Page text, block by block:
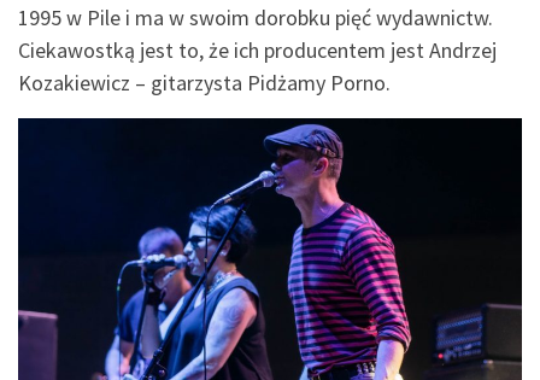
1995 w Pile i ma w swoim dorobku pięć wydawnictw.
Ciekawostką jest to, że ich producentem jest Andrzej
Kozakiewicz – gitarzysta Pidżamy Porno.